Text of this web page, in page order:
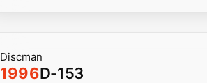
Discman
1996D-153